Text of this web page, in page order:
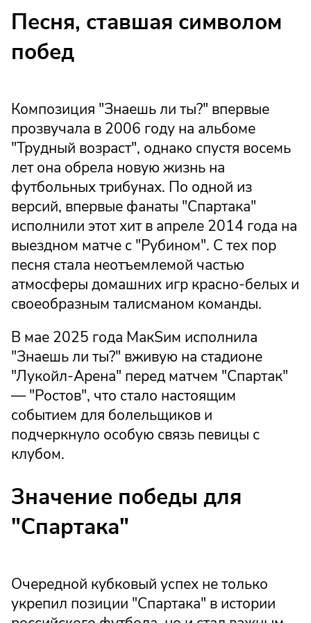
Песня, ставшая символом
побед
Композиция "Знаешь ли ты?" впервые
прозвучала в 2006 году на альбоме
"Трудный возраст", однако спустя восемь
лет она обрела новую жизнь на
футбольных трибунах. По одной из
версий, впервые фанаты "Спартака"
исполнили этот хит в апреле 2014 года на
выездном матче с "Рубином". С тех пор
песня стала неотъемлемой частью
атмосферы домашних игр красно-белых и
своеобразным талисманом команды.
В мае 2025 года МакSим исполнила
"Знаешь ли ты?" вживую на стадионе
"Лукойл-Арена" перед матчем "Спартак"
— "Ростов", что стало настоящим
событием для болельщиков и
подчеркнуло особую связь певицы с
клубом.
Значение победы для
"Спартака"
Очередной кубковый успех не только
укрепил позиции "Спартака" в истории